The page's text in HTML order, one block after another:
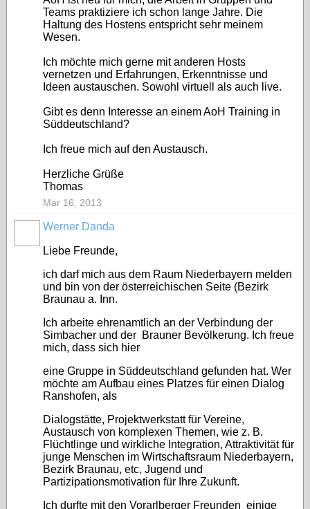
Teams praktiziere ich schon lange Jahre. Die
Haltung des Hostens entspricht sehr meinem
Wesen.
Ich möchte mich gerne mit anderen Hosts
vernetzen und Erfahrungen, Erkenntnisse und
Ideen austauschen. Sowohl virtuell als auch live.
Gibt es denn Interesse an einem AoH Training in
Süddeutschland?
Ich freue mich auf den Austausch.
Herzliche Grüße
Thomas
Mar 16, 2013
Werner Danda
Liebe Freunde,
ich darf mich aus dem Raum Niederbayern melden
und bin von der österreichischen Seite (Bezirk
Braunau a. Inn.
Ich arbeite ehrenamtlich an der Verbindung der
Simbacher und der Brauner Bevölkerung. Ich freue
mich, dass sich hier
eine Gruppe in Süddeutschland gefunden hat. Wer
möchte am Aufbau eines Platzes für einen Dialog
Ranshofen, als
Dialogstätte, Projektwerkstatt für Vereine,
Austausch von komplexen Themen, wie z. B.
Flüchtlinge und wirkliche Integration, Attraktivität für
junge Menschen im Wirtschaftsraum Niederbayern,
Bezirk Braunau, etc, Jugend und
Partizipationsmotivation für Ihre Zukunft.
Ich durfte mit den Vorarlberger Freunden einige